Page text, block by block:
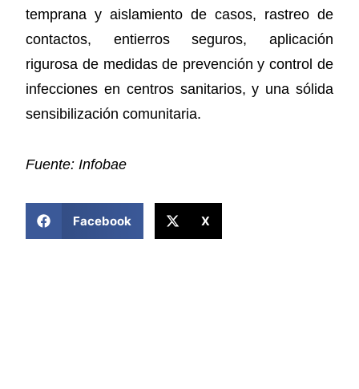
temprana y aislamiento de casos, rastreo de
contactos, entierros seguros, aplicación
rigurosa de medidas de prevención y control de
infecciones en centros sanitarios, y una sólida
sensibilización comunitaria.
Fuente: Infobae
Facebook X